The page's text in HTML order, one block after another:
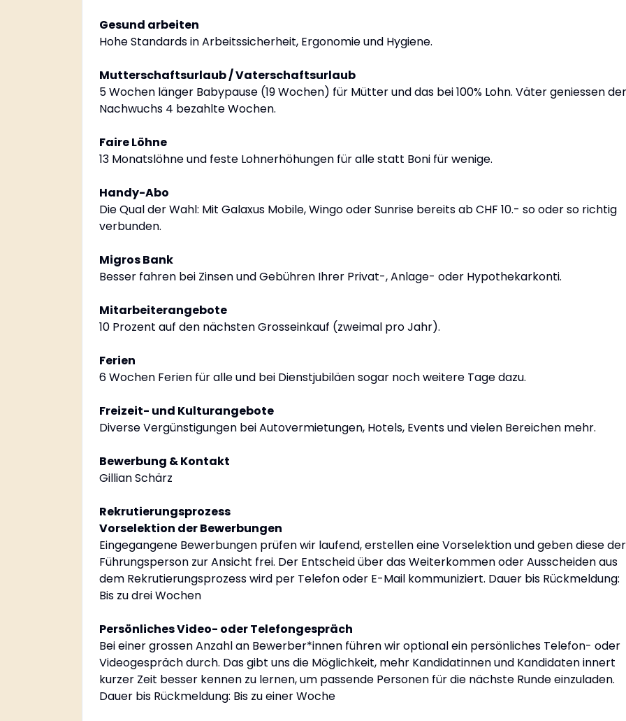
Gesund arbeiten
Hohe Standards in Arbeitssicherheit, Ergonomie und Hygiene.
Mutterschaftsurlaub / Vaterschaftsurlaub
5 Wochen länger Babypause (19 Wochen) für Mütter und das bei 100% Lohn. Väter geniessen
Nachwuchs 4 bezahlte Wochen.
Faire Löhne
13 Monatslöhne und feste Lohnerhöhungen für alle statt Boni für wenige.
Handy-Abo
Die Qual der Wahl: Mit Galaxus Mobile, Wingo oder Sunrise bereits ab CHF 10.- so oder so richtig
verbunden.
Migros Bank
Besser fahren bei Zinsen und Gebühren Ihrer Privat-, Anlage- oder Hypothekarkonti.
Mitarbeiterangebote
10 Prozent auf den nächsten Grosseinkauf (zweimal pro Jahr).
Ferien
6 Wochen Ferien für alle und bei Dienstjubiläen sogar noch weitere Tage dazu.
Freizeit- und Kulturangebote
Diverse Vergünstigungen bei Autovermietungen, Hotels, Events und vielen Bereichen mehr.
Bewerbung & Kontakt
Gillian Schärz
Rekrutierungsprozess
Vorselektion der Bewerbungen
Eingegangene Bewerbungen prüfen wir laufend, erstellen eine Vorselektion und geben diese der
Führungsperson zur Ansicht frei. Der Entscheid über das Weiterkommen oder Ausscheiden aus
dem Rekrutierungsprozess wird per Telefon oder E-Mail kommuniziert. Dauer bis Rückmeldung:
Bis zu drei Wochen
Persönliches Video- oder Telefongespräch
Bei einer grossen Anzahl an Bewerber*innen führen wir optional ein persönliches Telefon- oder
Videogespräch durch. Das gibt uns die Möglichkeit, mehr Kandidatinnen und Kandidaten innert
kurzer Zeit besser kennen zu lernen, um passende Personen für die nächste Runde einzuladen.
Dauer bis Rückmeldung: Bis zu einer Woche